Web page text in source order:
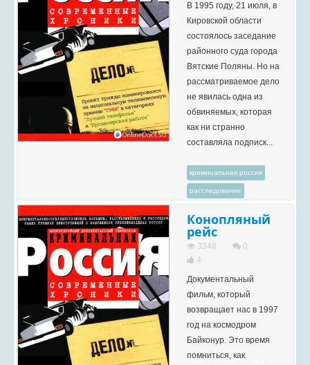
В 1995 году, 21 июля, в
Кировской области
состоялось заседание
районного суда города
Вятские Поляны. Но на
рассматриваемое дело
не явилась одна из
обвиняемых, которая
как ни странно
составляла подписк...
криминальная россия
расследование
Конопляный
рейс
3348
0
4
Документальный
фильм, который
возвращает нас в 1997
год на космодром
Байконур. Это время
помниться, как